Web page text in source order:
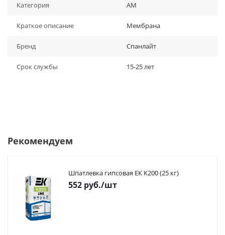
Категория AM
Краткое описание Мембрана
Бренд Спанлайт
Срок службы 15-25 лет
Рекомендуем
Шпатлевка гипсовая ЕК К200 (25 кг)
552 руб./шт